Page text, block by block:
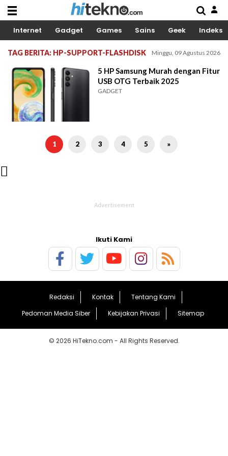
Internet Gadget Games Sains Geek Indeks
TAG BERITA: HP-SUPPORT-FLASHDISK Minggu, 09 Agustus 2026
5 HP Samsung Murah dengan Fitur
USB OTG Terbaik 2025
GADGET
1 2 3 4 5 »

Ikuti Kami
Redaksi Kontak
Tentang Kami
Pedoman Media Siber
Kebijakan Privasi Sitemap
© 2026 HiTekno.com - All Rights Reserved.